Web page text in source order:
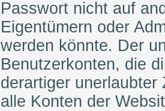
Passwort nicht auf
Eigentümern oder
werden könnte. Der
Benutzerkonten, die
derartiger
alle Konten der